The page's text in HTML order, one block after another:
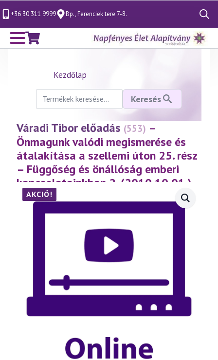
+36 30 311 9999 Bp., Ferenciek tere 7-8.
Search
for:
Kezdőlap
Keresés
következőre:
Keresés
Váradi Tibor előadás (553) –
Önmagunk valódi megismerése és
átalakítása a szellemi úton 25. rész
– Függőség és önállóság emberi
kapcsolatainkban 2. (2010.10.01.)
(Casparus Ajándék)
AKCIÓ!